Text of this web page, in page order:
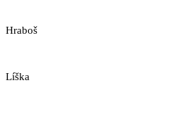
Hraboš
Líška